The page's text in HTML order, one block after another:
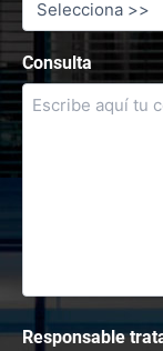
Consulta
Responsable